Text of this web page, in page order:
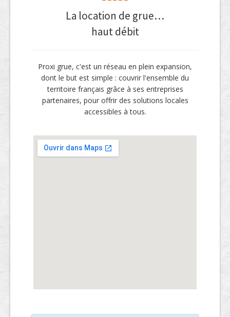
La location de grue…
haut débit
Proxi grue, c'est un réseau en plein expansion,
dont le but est simple : couvrir l'ensemble du
territoire français grâce à ses entreprises
partenaires, pour offrir des solutions locales
accessibles à tous.